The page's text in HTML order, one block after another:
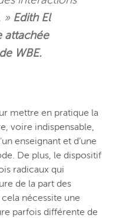
» Edith El
attachée
WBE.
mettre en pratique la
voire indispensable,
enseignant et d’une
De plus, le dispositif
radicaux qui
de la part des
nécessite une
parfois différente de